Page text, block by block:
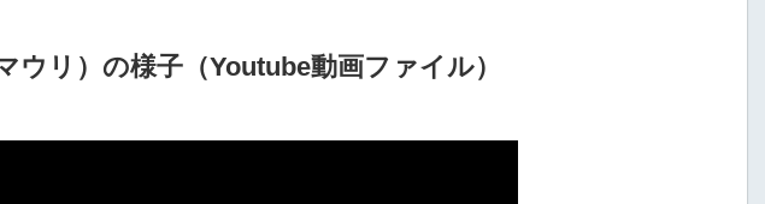
ウリ）の様子（Youtube動画ファイル）